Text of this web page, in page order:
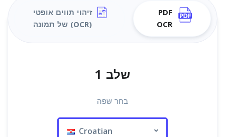
זיהוי תווים אופטי
(OCR) של תמונה
PDF
OCR
שלב 1
בחר שפה
Croatian